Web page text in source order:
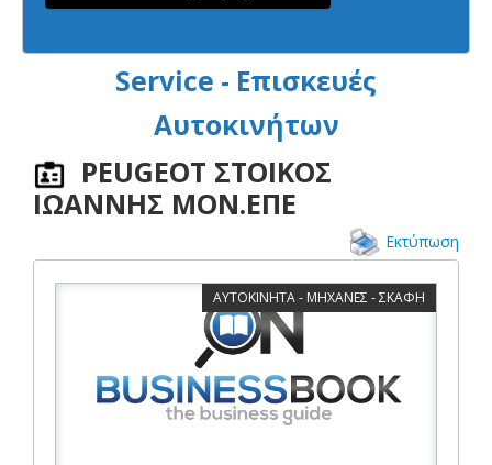
Service - Επισκευές
Αυτοκινήτων
PEUGEOT ΣΤΟΙΚΟΣ
ΙΩΑΝΝΗΣ ΜΟΝ.ΕΠΕ
Εκτύπωση
ΑΥΤΟΚΙΝΗΤΑ - ΜΗΧΑΝΕΣ - ΣΚΑΦΗ